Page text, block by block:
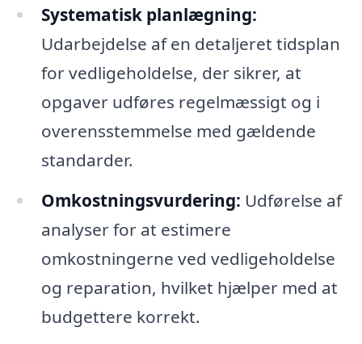
Systematisk planlægning:
Udarbejdelse af en detaljeret tidsplan
for vedligeholdelse, der sikrer, at
opgaver udføres regelmæssigt og i
overensstemmelse med gældende
standarder.
Omkostningsvurdering: Udførelse af
analyser for at estimere
omkostningerne ved vedligeholdelse
og reparation, hvilket hjælper med at
budgettere korrekt.